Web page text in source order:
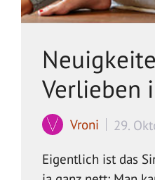
Verlieben
Vroni
29.
Eigentlich ist das